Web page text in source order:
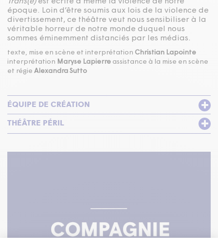
époque. Loin d’être soumis aux lois de la violence de
divertissement, ce théâtre veut nous sensibiliser à la
véritable horreur de notre monde duquel nous
sommes éminemment distanciés par les médias.
texte, mise en scène et interprétation Christian Lapointe
interprétation Maryse Lapierre assistance à la mise en scène
et régie Alexandra Sutto
ÉQUIPE DE CRÉATION
THÉÂTRE PÉRIL